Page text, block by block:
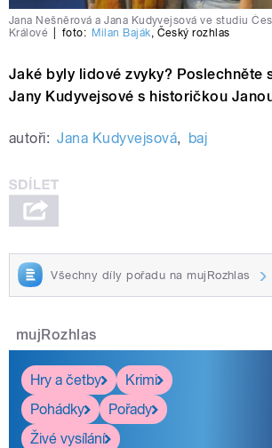
Jana Nešněrová a Jana Kudyvejsová ve studiu
Králové
foto: Milan Baják, Český rozhlas
Jaké byly lidové zvyky? Poslechněte
Jany Kudyvejsové s historičkou
autoři: Jana Kudyvejsová, baj
Všechny díly pořadu na mujRozhlas
mujRozhlas
Hry a četby
Krimi
Pohádky
Pořady
Živé vysílání